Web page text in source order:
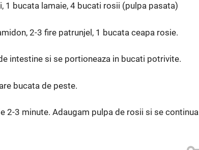
1 bucata lamaie, 4 bucati rosii (pulpa pasata)
2-3 fire patrunjel, 1 bucata ceapa rosie.
intestine si se portioneaza in bucati potrivite.
bucata de peste.
2-3 minute. Adaugam pulpa de rosii si se continua